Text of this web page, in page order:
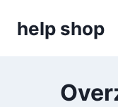
naarhelp shop